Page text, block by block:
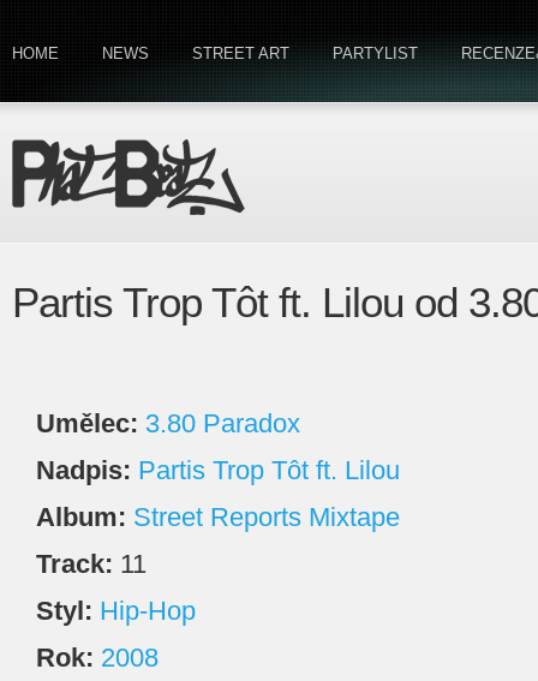
HOME NEWS STREET ART PARTYLIST
Partis Trop Tôt ft. Lilou od
Umělec: 3.80 Paradox
Nadpis: Partis Trop Tôt ft. Lilou
Album: Street Reports Mixtape
Track: 11
Styl: Hip-Hop
Rok: 2008